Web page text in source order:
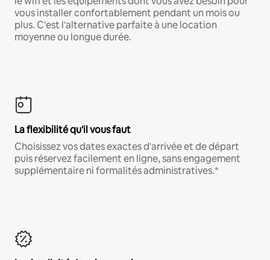
vous installer confortablement pendant un mois ou
plus. C'est l'alternative parfaite à une location
moyenne ou longue durée.
La flexibilité qu'il vous faut
Choisissez vos dates exactes d'arrivée et de départ
puis réservez facilement en ligne, sans engagement
supplémentaire ni formalités administratives.*